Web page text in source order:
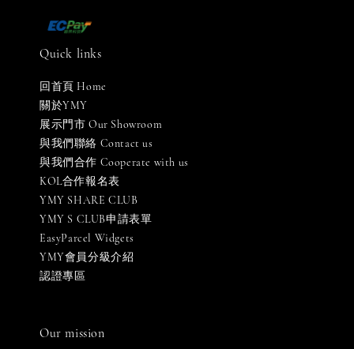
Quick links
回首頁 Home
關於YMY
展示門市 Our Showroom
與我們聯絡 Contact us
與我們合作 Cooperate with us
KOL合作報名表
YMY SHARE CLUB
YMY S CLUB申請表單
EasyParcel Widgets
YMY會員分級介紹
認證專區
Our mission